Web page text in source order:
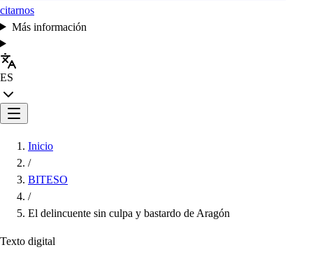
citarnos
Más información
ES
Inicio
/
BITESO
/
El delincuente sin culpa y bastardo de Aragón
Texto digital